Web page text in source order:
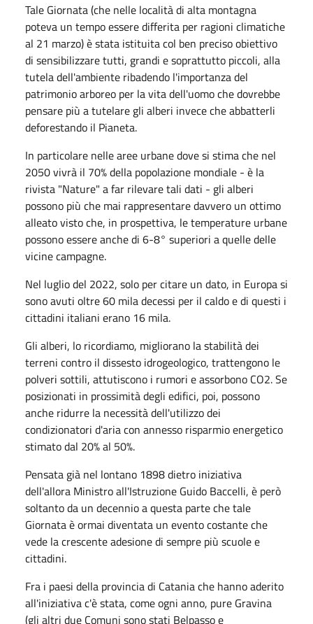
Tale Giornata (che nelle località di alta montagna
poteva un tempo essere differita per ragioni climatiche
al 21 marzo) è stata istituita col ben preciso obiettivo
di sensibilizzare tutti, grandi e soprattutto piccoli, alla
tutela dell'ambiente ribadendo l'importanza del
patrimonio arboreo per la vita dell'uomo che dovrebbe
pensare più a tutelare gli alberi invece che abbatterli
deforestando il Pianeta.
In particolare nelle aree urbane dove si stima che nel
2050 vivrà il 70% della popolazione mondiale - è la
rivista "Nature" a far rilevare tali dati - gli alberi
possono più che mai rappresentare davvero un ottimo
alleato visto che, in prospettiva, le temperature urbane
possono essere anche di 6-8° superiori a quelle delle
vicine campagne.
Nel luglio del 2022, solo per citare un dato, in Europa si
sono avuti oltre 60 mila decessi per il caldo e di questi i
cittadini italiani erano 16 mila.
Gli alberi, lo ricordiamo, migliorano la stabilità dei
terreni contro il dissesto idrogeologico, trattengono le
polveri sottili, attutiscono i rumori e assorbono CO2. Se
posizionati in prossimità degli edifici, poi, possono
anche ridurre la necessità dell'utilizzo dei
condizionatori d'aria con annesso risparmio energetico
stimato dal 20% al 50%.
Pensata già nel lontano 1898 dietro iniziativa
dell'allora Ministro all'Istruzione Guido Baccelli, è però
soltanto da un decennio a questa parte che tale
Giornata è ormai diventata un evento costante che
vede la crescente adesione di sempre più scuole e
cittadini.
Fra i paesi della provincia di Catania che hanno aderito
all'iniziativa c'è stata, come ogni anno, pure Gravina
(gli altri due Comuni sono stati Belpasso e